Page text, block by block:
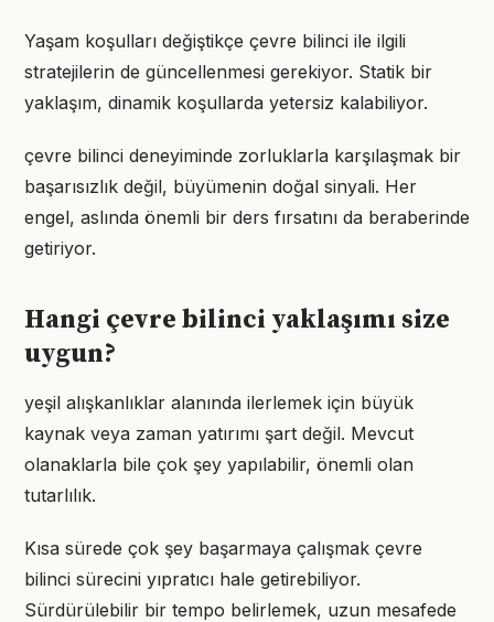
Yaşam koşulları değiştikçe çevre bilinci ile ilgili
stratejilerin de güncellenmesi gerekiyor. Statik bir
yaklaşım, dinamik koşullarda yetersiz kalabiliyor.
çevre bilinci deneyiminde zorluklarla karşılaşmak bir
başarısızlık değil, büyümenin doğal sinyali. Her
engel, aslında önemli bir ders fırsatını da beraberinde
getiriyor.
Hangi çevre bilinci yaklaşımı size
uygun?
yeşil alışkanlıklar alanında ilerlemek için büyük
kaynak veya zaman yatırımı şart değil. Mevcut
olanaklarla bile çok şey yapılabilir, önemli olan
tutarlılık.
Kısa sürede çok şey başarmaya çalışmak çevre
bilinci sürecini yıpratıcı hale getirebiliyor.
Sürdürülebilir bir tempo belirlemek, uzun mesafede